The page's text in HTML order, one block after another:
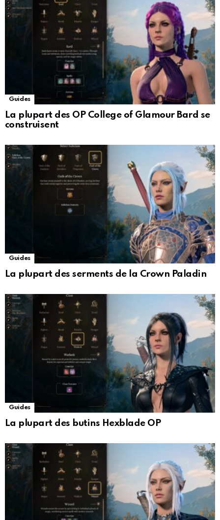
Guides
La plupart des OP College of Glamour Bard se
construisent
Guides
La plupart des serments de la Crown Paladin
Guides
La plupart des butins Hexblade OP